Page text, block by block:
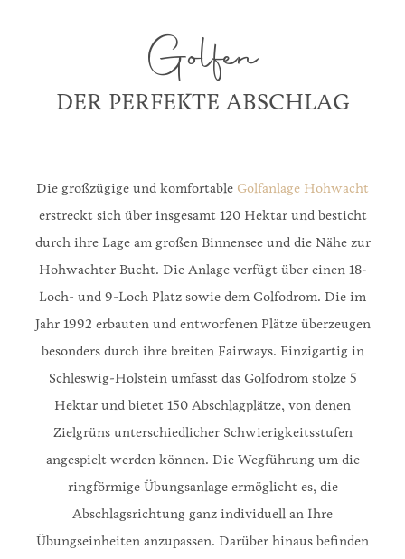
Golfen
DER PERFEKTE ABSCHLAG
Die großzügige und komfortable Golfanlage Hohwacht
erstreckt sich über insgesamt 120 Hektar und besticht
durch ihre Lage am großen Binnensee und die Nähe zur
Hohwachter Bucht. Die Anlage verfügt über einen 18-
Loch- und 9-Loch Platz sowie dem Golfodrom. Die im
Jahr 1992 erbauten und entworfenen Plätze überzeugen
besonders durch ihre breiten Fairways. Einzigartig in
Schleswig-Holstein umfasst das Golfodrom stolze 5
Hektar und bietet 150 Abschlagplätze, von denen
Zielgrüns unterschiedlicher Schwierigkeitsstufen
angespielt werden können. Die Wegführung um die
ringförmige Übungsanlage ermöglicht es, die
Abschlagsrichtung ganz individuell an Ihre
Übungseinheiten anzupassen. Darüber hinaus befinden